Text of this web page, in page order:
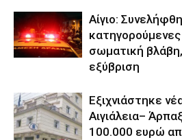
Αίγιο:
κατηγορούμενες
σωματική
εξύβριση
Εξιχνιάστηκε
Αιγιάλεια–
100.000 ευρώ